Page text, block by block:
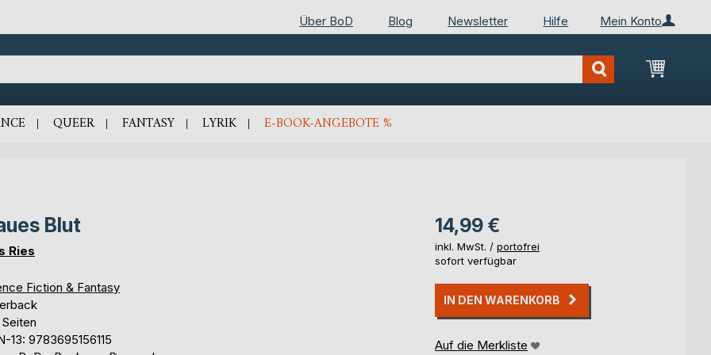
Mein Konto
Über BoD Blog Newsletter Hilfe
Mein
QUEER FANTASY LYRIK E-BOOK-ANGEBOTE %
Blut
Ries
Fiction & Fantasy
13: 9783695156115
14,99 €
inkl. MwSt. / portofrei
sofort verfügbar
IN DEN WARENKORB
Auf die Merkliste